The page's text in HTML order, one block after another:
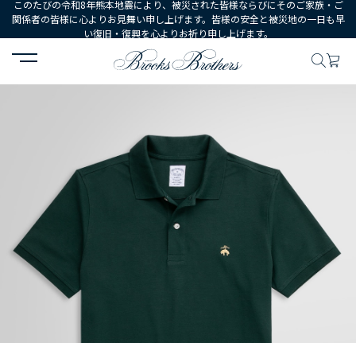
このたびの令和8年熊本地震により、被災された皆様ならびにそのご家族・ご
関係者の皆様に心よりお見舞い申し上げます。皆様の安全と被災地の一日も早
い復旧・復興を心よりお祈り申し上げます。
HOME ウェア トップス ポロシャツ・ラグビーシャツ